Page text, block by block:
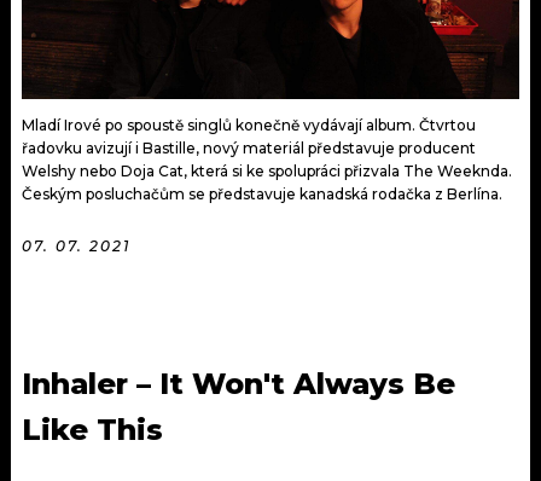
TRENDY
KULTURA
MIX
Mladí Irové po spoustě singlů konečně vydávají album. Čtvrtou
řadovku avizují i Bastille, nový materiál představuje producent
Welshy nebo Doja Cat, která si ke spolupráci přizvala The Weeknda.
Českým posluchačům se představuje kanadská rodačka z Berlína.
07. 07. 2021
Inhaler – It Won't Always Be
Like This